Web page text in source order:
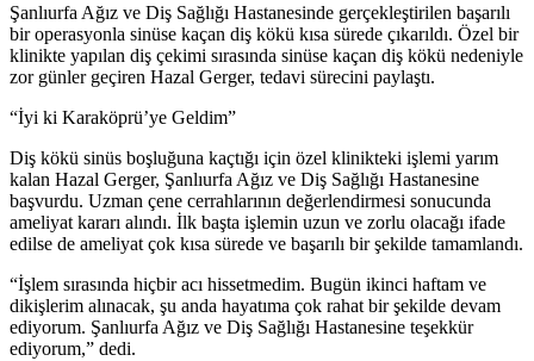
Şanlıurfa Ağız ve Diş Sağlığı Hastanesinde gerçekleştirilen başarılı
bir operasyonla sinüse kaçan diş kökü kısa sürede çıkarıldı. Özel bir
klinikte yapılan diş çekimi sırasında sinüse kaçan diş kökü nedeniyle
zor günler geçiren Hazal Gerger, tedavi sürecini paylaştı.
“İyi ki Karaköprü’ye Geldim”
Diş kökü sinüs boşluğuna kaçtığı için özel klinikteki işlemi yarım
kalan Hazal Gerger, Şanlıurfa Ağız ve Diş Sağlığı Hastanesine
başvurdu. Uzman çene cerrahlarının değerlendirmesi sonucunda
ameliyat kararı alındı. İlk başta işlemin uzun ve zorlu olacağı ifade
edilse de ameliyat çok kısa sürede ve başarılı bir şekilde tamamlandı.
“İşlem sırasında hiçbir acı hissetmedim. Bugün ikinci haftam ve
dikişlerim alınacak, şu anda hayatıma çok rahat bir şekilde devam
ediyorum. Şanlıurfa Ağız ve Diş Sağlığı Hastanesine teşekkür
ediyorum,” dedi.